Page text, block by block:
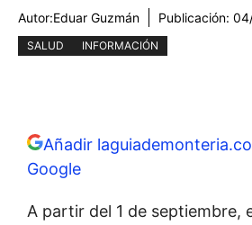
Autor:Eduar Guzmán Publicación:
SALUD INFORMACIÓN
Añadir
Google
A partir del 1 de septiembre,